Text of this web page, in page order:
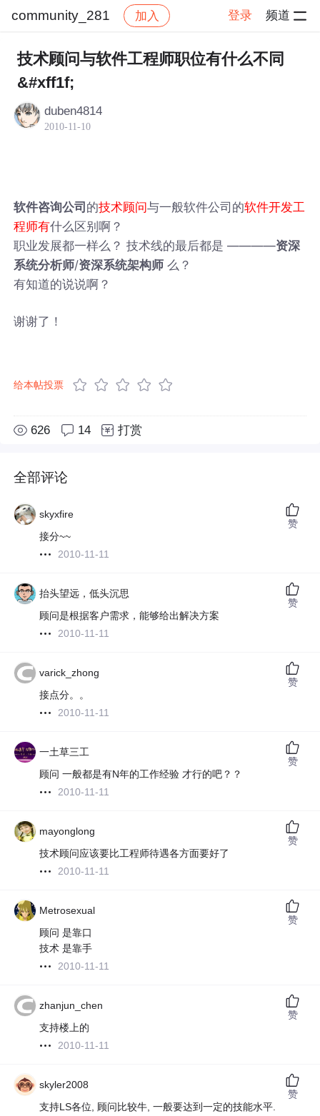
community_281 加入 登录 频道
社区 community_281 帖子详情
技术顾问与软件工程师职位有什么不同
&#xff1f;
duben4814
2010-11-10
软件咨询公司 的技术顾问与一般软件公司的软件开发工
程师有什么区别啊？
职业发展都一样么？ 技术线的最后都是 ————资深
系统分析师/资深系统架构师 么？
有知道的说说啊？
谢谢了！
给本帖投票
626 14 打赏
全部评论
skyxfire
接分~~
2010-11-11
赞
抬头望远，低头沉思
顾问是根据客户需求，能够给出解决方案
2010-11-11
赞
varick_zhong
接点分。。
2010-11-11
赞
一土草三工
顾问 一般都是有N年的工作经验 才行的吧？？
2010-11-11
赞
mayonglong
技术顾问应该要比工程师待遇各方面要好了
2010-11-11
赞
Metrosexual
顾问 是靠口
技术 是靠手
2010-11-11
赞
zhanjun_chen
支持楼上的
2010-11-11
赞
skyler2008
支持LS各位, 顾问比较牛, 一般要达到一定的技能水平.
赞